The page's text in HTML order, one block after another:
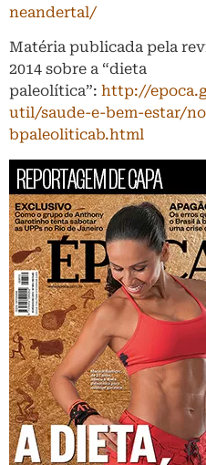
neandertal/
Matéria publicada pela
2014 sobre a “dieta
paleolítica”: http://
util/saude-e-bem-estar/
bpaleoliticab.html